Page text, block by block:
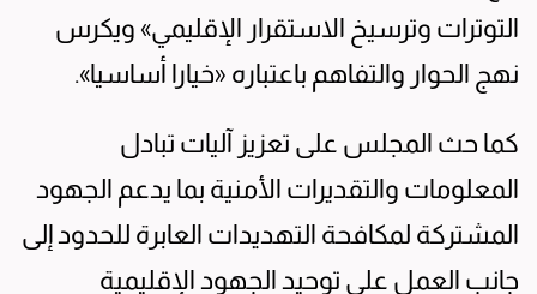
التوترات وترسيخ الاستقرار الإقليمي» ويكرس
نهج الحوار والتفاهم باعتباره «خيارا أساسيا».
كما حث المجلس على تعزيز آليات تبادل
المعلومات والتقديرات الأمنية بما يدعم الجهود
المشتركة لمكافحة التهديدات العابرة للحدود إلى
جانب العمل على توحيد الجهود الإقليمية